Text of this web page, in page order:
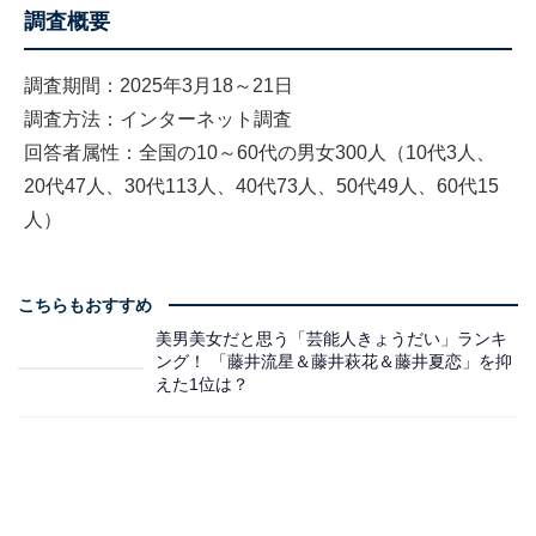
調査概要
調査期間：2025年3月18～21日
調査方法：インターネット調査
回答者属性：全国の10～60代の男女300人（10代3人、
20代47人、30代113人、40代73人、50代49人、60代15
人）
こちらもおすすめ
美男美女だと思う「芸能人きょうだい」ランキ
ング！ 「藤井流星＆藤井萩花＆藤井夏恋」を抑
えた1位は？